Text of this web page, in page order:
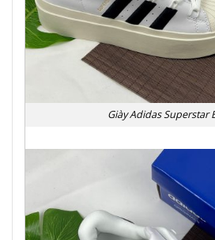
Giày Adidas Superstar